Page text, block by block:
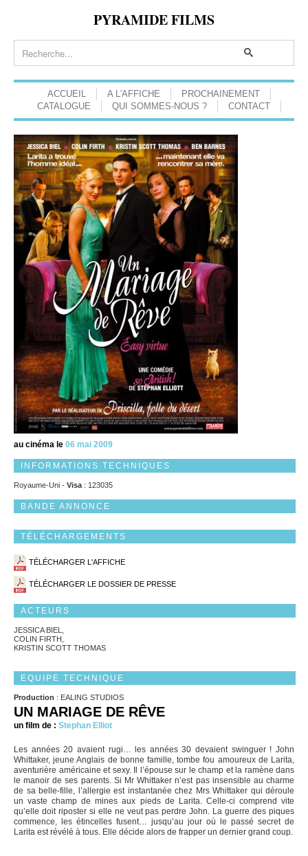
PYRAMIDE FILMS
ACCUEIL A L'AFFICHE
PROCHAINEMENT
CATALOGUE
QUI SOMMES-NOUS ? CONTACT
au cinéma le 06 mai 2009
INFORMATIONS TECHNIQUES
Royaume-Uni - Visa : 123035
BANDE ANNONCE
TÉLÉCHARGEMENTS
TÉLÉCHARGER L'AFFICHE
TÉLÉCHARGER LE DOSSIER DE PRESSE
ACTEURS
JESSICA BIEL,
COLIN FIRTH,
KRISTIN SCOTT THOMAS
EQUIPE TECHNIQUE
Production : EALING STUDIOS
UN MARIAGE DE RÊVE
un film de : Stephan Elliot
Les années 20 avaient rugi… les années 30 devaient swinguer ! John
Whittaker, jeune Anglais de bonne famille, tombe fou amoureux de Larita,
aventurière américaine et sexy. Il l’épouse sur le champ et la ramène dans
le manoir de ses parents. Si Mr Whittaker n’est pas insensible au charme
de sa belle-fille, l’allergie est instantanée chez Mrs Whittaker qui déroule
un vaste champ de mines aux pieds de Larita. Celle-ci comprend vite
qu’elle doit riposter si elle ne veut pas perdre John. La guerre des piques
commence, les étincelles fusent… jusqu’au jour où le passé secret de
Larita est révélé à tous. Elle décide alors de frapper un dernier grand coup.